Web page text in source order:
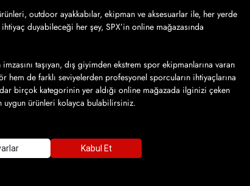
outdoor ayakkabılar, ekipman ve aksesuarlar ile, her yerde
duyabileceği her şey, SPX’in online mağazasında
taşıyan, dış giyimden ekstrem spor ekipmanlarına varan
hem de farklı seviyelerden profesyonel sporcuların ihtiyaçlarına
birçok kategorinin yer aldığı online mağazada ilginizi çeken
uygun ürünleri kolayca bulabilirsiniz.
yararlanarak sipariş vermek… SPX sayfalarında, farklı
adrese teslim edilmesini sağlayabilirsiniz. Online mağazanın
hayatınıza dahil edebilirsiniz.